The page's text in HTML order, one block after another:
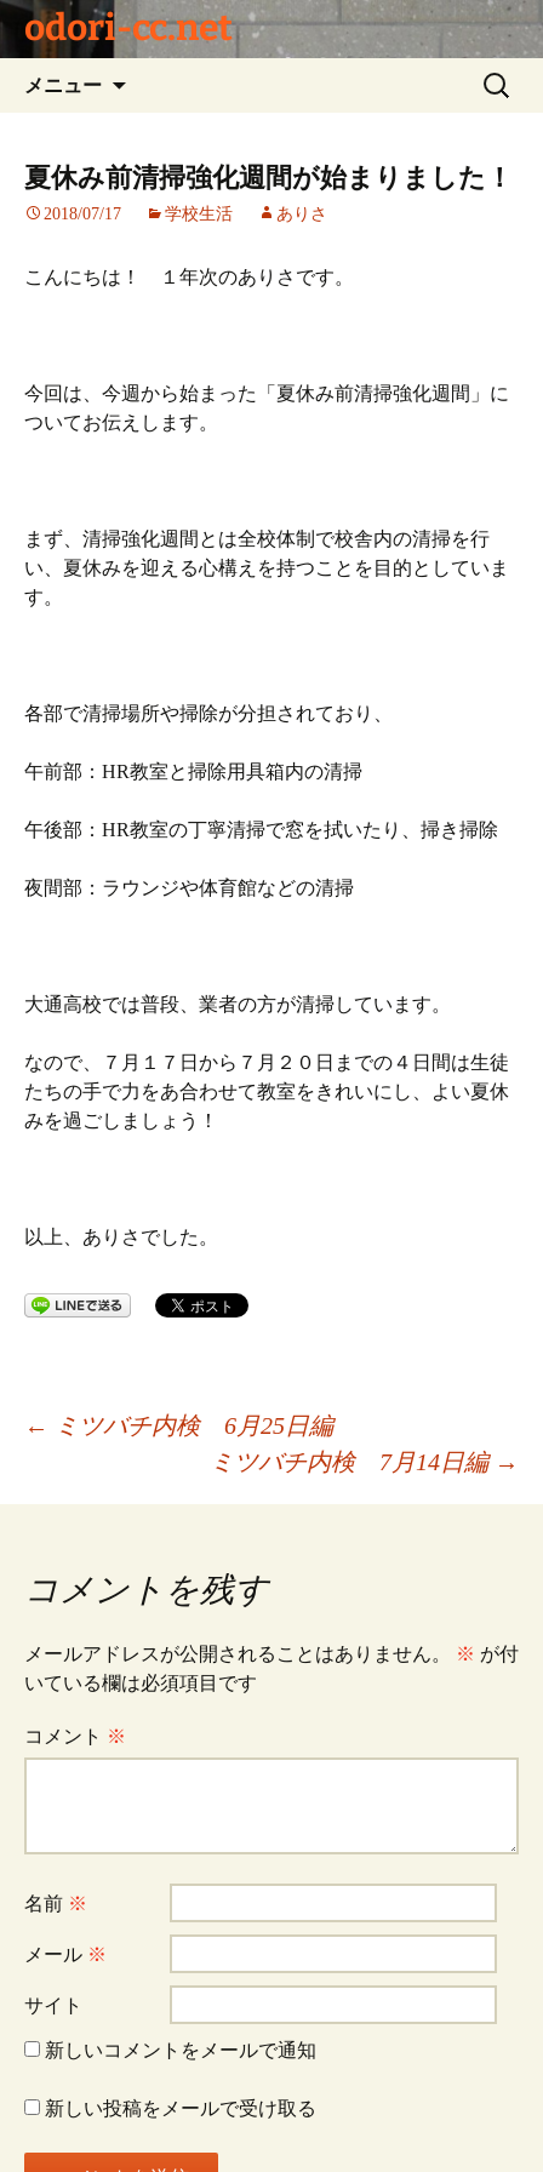
odori-cc.net
メニュー
ツ
キ
検
索:
夏休み前清掃強化週間が始まりました！
2018/07/17 学校生活 ありさ
こんにちは！ １年次のありさです。
今回は、今週から始まった「夏休み前清掃強化週間」に
ついてお伝えします。
まず、清掃強化週間とは全校体制で校舎内の清掃を行
い、夏休みを迎える心構えを持つことを目的としていま
す。
各部で清掃場所や掃除が分担されており、
午前部：HR教室と掃除用具箱内の清掃
午後部：HR教室の丁寧清掃で窓を拭いたり、掃き掃除
夜間部：ラウンジや体育館などの清掃
大通高校では普段、業者の方が清掃しています。
なので、７月１７日から７月２０日までの４日間は生徒
たちの手で力をあ合わせて教室をきれいにし、よい夏休
みを過ごしましょう！
以上、ありさでした。
投
稿
ナ
ビ
ゲ
シ
ョ
ン
←
ミツバチ内検 6月25日編
ミツバチ内検 7月14日編 →
コメントを残す
メールアドレスが公開されることはありません。 ※ が付
いている欄は必須項目です
コメント ※
名前 ※
メール ※
サイト
新しいコメントをメールで通知
新しい投稿をメールで受け取る